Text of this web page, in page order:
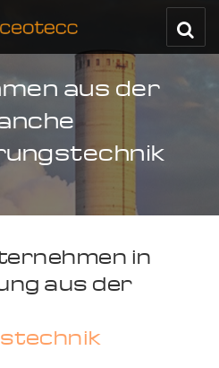
aus der
in
aus der